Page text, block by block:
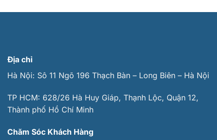
Địa chỉ
Hà Nội: Sô 11 Ngõ 196 Thạch Bàn – Long Biên – Hà Nội
TP HCM: 628/26 Hà Huy Giáp, Thạnh Lộc, Quận 12,
Thành phố Hồ Chí Minh
Chăm Sóc Khách Hàng